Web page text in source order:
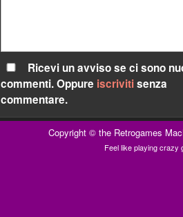
Ricevi un avviso se ci sono
commenti. Oppure iscrivitisenza
commentare.
Copyright ©the Retrogames
Feel like playing